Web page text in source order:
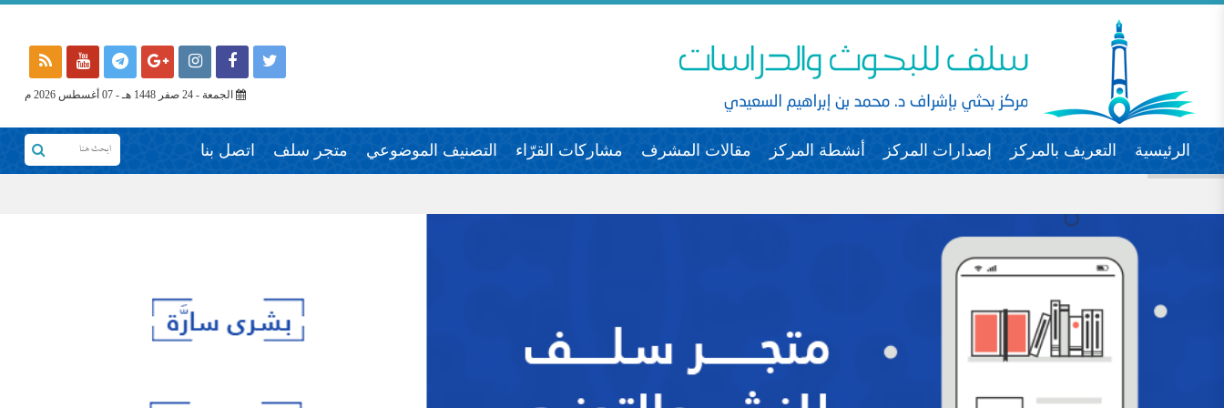
الجمعة - 24 صفر 1448 هـ - 07 أغسطس 2026 م
الرئيسية التعريف بالمركز إصدارات المركز أنشطة المركز مقالات المشرف مشاركات القرّاء التصنيف الموضوعي متجر سلف اتصل بنا